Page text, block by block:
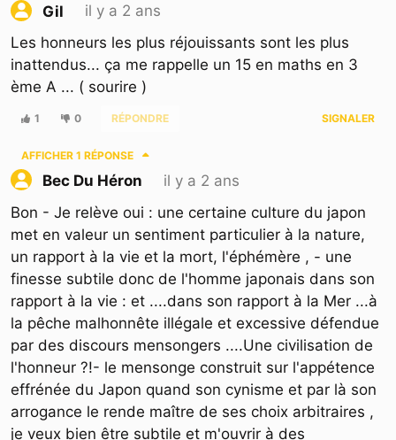
Gil
il y a 2 ans
Les honneurs les plus réjouissants sont les plus
inattendus... ça me rappelle un 15 en maths en 3
ème A ... ( sourire )
1 0 RÉPONDRE SIGNALER
AFFICHER 1 RÉPONSE
Bec Du Héron
il y a 2 ans
Bon - Je relève oui : une certaine culture du japon
met en valeur un sentiment particulier à la nature,
un rapport à la vie et la mort, l'éphémère , - une
finesse subtile donc de l'homme japonais dans son
rapport à la vie : et ....dans son rapport à la Mer ...à
la pêche malhonnête illégale et excessive défendue
par des discours mensongers ....Une civilisation de
l'honneur ?!- le mensonge construit sur l'appétence
effrénée du Japon quand son cynisme et par là son
arrogance le rende maître de ses choix arbitraires ,
je veux bien être subtile et m'ouvrir à des